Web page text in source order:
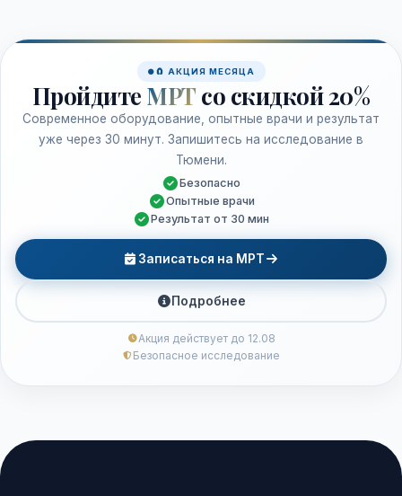
🧲 АКЦИЯ МЕСЯЦА
Пройдите МРТ со скидкой 20%
Современное оборудование, опытные врачи и результат
уже через 30 минут. Запишитесь на исследование в
Тюмени.
Безопасно
Опытные врачи
Результат от 30 мин
Записаться на МРТ
Подробнее
Акция действует до 12.08
Безопасное исследование